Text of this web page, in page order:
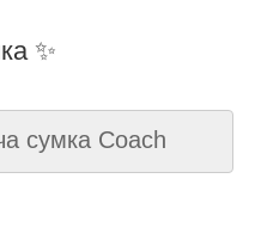
✨
сумка Coach